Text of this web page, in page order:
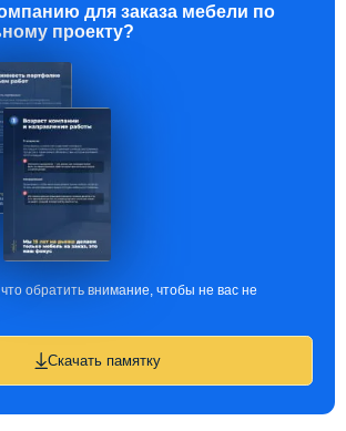
для заказа мебели по
проекту?
обратить внимание, чтобы не вас не
Скачать памятку